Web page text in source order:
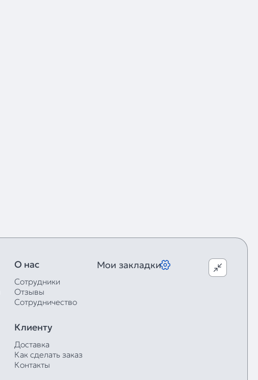
О нас
Сотрудники
Отзывы
Сотрудничество
Клиенту
Доставка
Как сделать заказ
Контакты
Мои закладки